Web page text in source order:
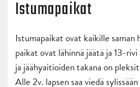
Istumapaikat
Istumapaikat ovat kaikille
paikat ovat lähinnä jäätä ja 13-
ja jäähyaitioiden takana on
Alle 2v. lapsen saa viedä sylissään